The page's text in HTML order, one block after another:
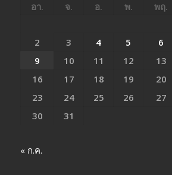
อา. จ. อ. พ. พฤ.
2
3 4 5 6
9
10 11 12 13
16
17 18 19 20
23
24 25 26 27
30
31
« ก.ค.